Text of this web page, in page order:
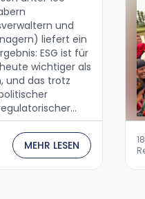
und
liefert ein
ESG ist für
wichtiger als
und das trotz
in den
MEHR LESEN